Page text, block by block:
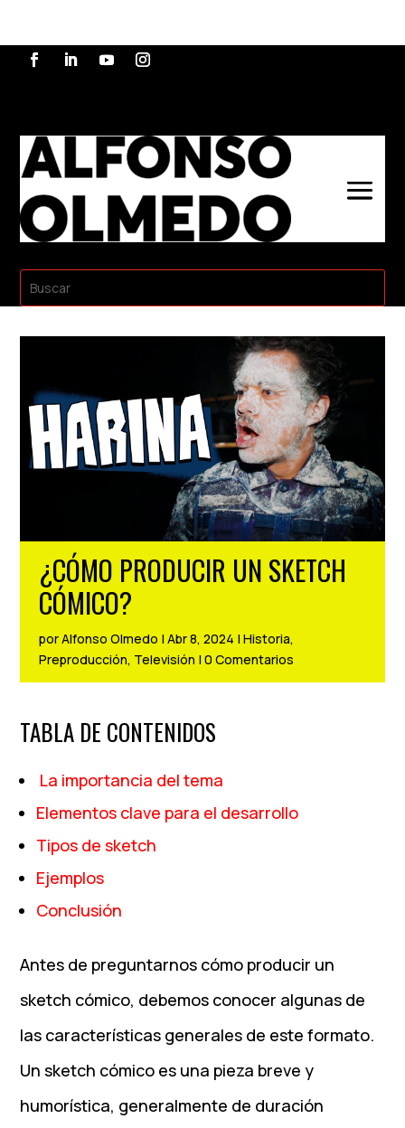
¿CÓMO PRODUCIR UN SKETCH
CÓMICO?
porAlfonso Olmedo |Abr 8, 2024 |Historia,
Preproducción, Televisión |0 Comentarios
TABLA DE CONTENIDOS
La importancia del tema
Elementos clave para el desarrollo
Tipos de sketch
Ejemplos
Conclusión
Antes de preguntarnos cómo producir un
sketch cómico, debemos conocer algunas de
las características generales de este formato.
Un sketch cómico es una pieza breve y
humorística, generalmente de duración